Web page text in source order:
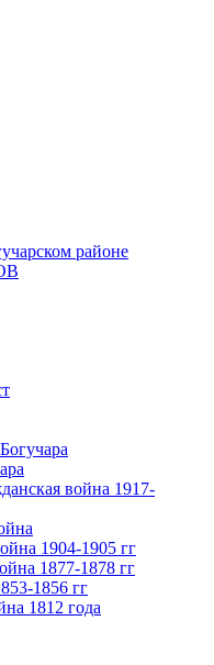
районе
война 1917-
1904-1905 гг
1877-1878 гг
1856 гг
1812 года